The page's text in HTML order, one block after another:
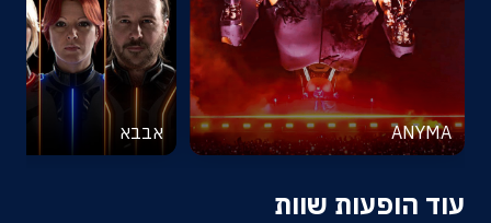
ANYMA אבבא
עוד הופעות שוות